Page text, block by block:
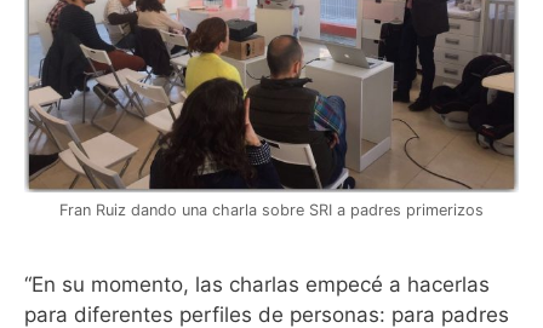
Fran Ruiz dando una charla sobre SRI a padres primerizos
“En su momento, las charlas empecé a hacerlas
para diferentes perfiles de personas: para padres